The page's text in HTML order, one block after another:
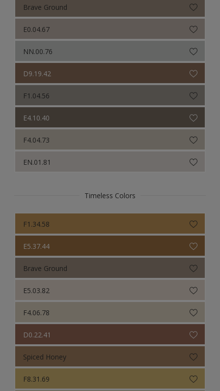
Brave Ground
E0.04.67
NN.00.76
D9.19.42
F1.04.56
E4.10.40
F4.04.73
EN.01.81
Timeless Colors
F1.34.58
E5.37.44
Brave Ground
E5.03.82
F4.06.78
D0.22.41
Spiced Honey
F8.31.69